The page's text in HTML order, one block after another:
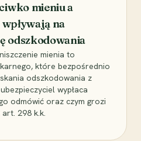
mieniu a
na
odszkodowania
mienia to
które bezpośrednio
odszkodowania z
wypłaca
odmówić oraz czym grozi
298 k.k.